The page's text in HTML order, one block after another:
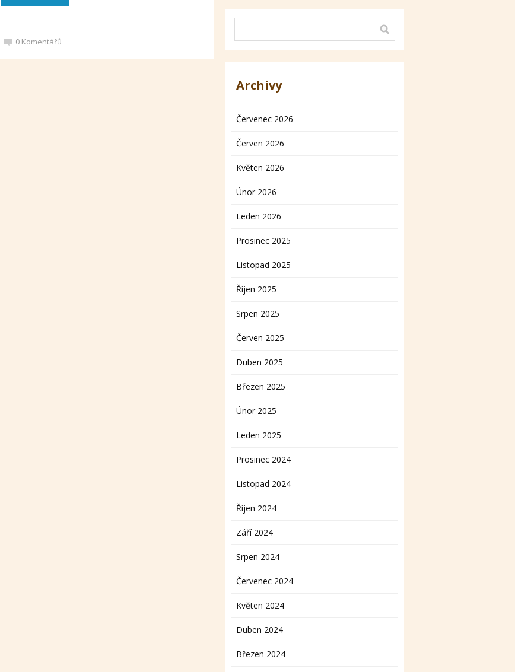
0 Komentářů
Archivy
Červenec 2026
Červen 2026
Květen 2026
Únor 2026
Leden 2026
Prosinec 2025
Listopad 2025
Říjen 2025
Srpen 2025
Červen 2025
Duben 2025
Březen 2025
Únor 2025
Leden 2025
Prosinec 2024
Listopad 2024
Říjen 2024
Září 2024
Srpen 2024
Červenec 2024
Květen 2024
Duben 2024
Březen 2024